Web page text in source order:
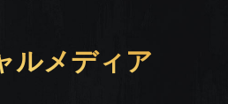
ルメディア